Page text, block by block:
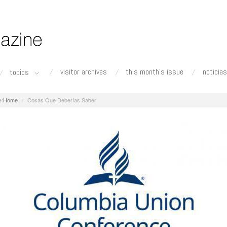
topics visitor archives this month's issue noticias
Home Cosas Que Deberías Saber